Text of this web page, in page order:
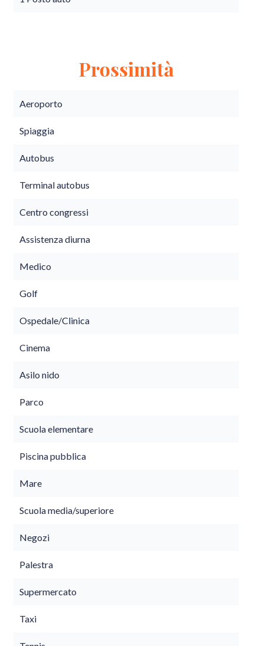
Prossimità
Aeroporto
Spiaggia
Autobus
Terminal autobus
Centro congressi
Assistenza diurna
Medico
Golf
Ospedale/Clinica
Cinema
Asilo nido
Parco
Scuola elementare
Piscina pubblica
Mare
Scuola media/superiore
Negozi
Palestra
Supermercato
Taxi